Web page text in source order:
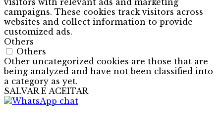
visitors with relevant ads and marketing
campaigns. These cookies track visitors across
websites and collect information to provide
customized ads.
Others
Others
Other uncategorized cookies are those that are
being analyzed and have not been classified into
a category as yet.
SALVAR E ACEITAR